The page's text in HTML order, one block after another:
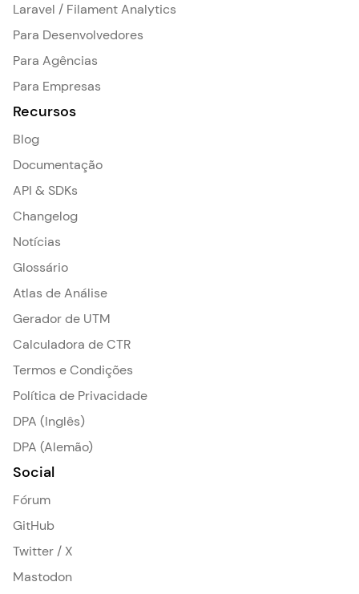
Laravel / Filament Analytics
Para Desenvolvedores
Para Agências
Para Empresas
Recursos
Blog
Documentação
API & SDKs
Changelog
Notícias
Glossário
Atlas de Análise
Gerador de UTM
Calculadora de CTR
Termos e Condições
Política de Privacidade
DPA (Inglês)
DPA (Alemão)
Social
Fórum
GitHub
Twitter / X
Mastodon